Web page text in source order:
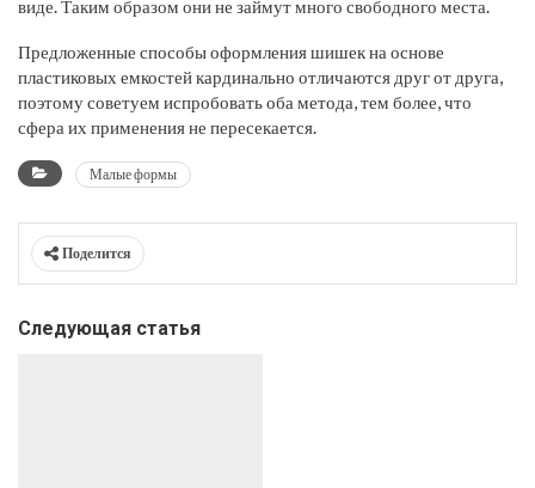
виде. Таким образом они не займут много свободного места.
Предложенные способы оформления шишек на основе
пластиковых емкостей кардинально отличаются друг от друга,
поэтому советуем испробовать оба метода, тем более, что
сфера их применения не пересекается.
Малые формы
Поделится
Следующая статья